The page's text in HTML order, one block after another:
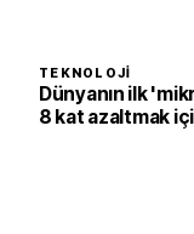
TEKNOLOJI
Dünyanın ilk
8 kat azaltmak